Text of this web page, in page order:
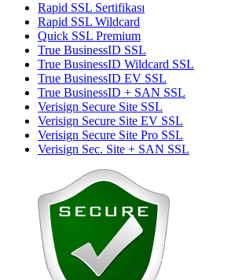
Rapid SSL Sertifikası
Rapid SSL Wildcard
Quick SSL Premium
True BusinessID SSL
True BusinessID Wildcard SSL
True BusinessID EV SSL
True BusinessID + SAN SSL
Verisign Secure Site SSL
Verisign Secure Site EV SSL
Verisign Secure Site Pro SSL
Verisign Sec. Site + SAN SSL